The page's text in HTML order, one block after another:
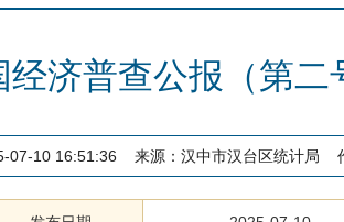
经济普查公报（第
07-10 16:51:36 来源： 汉中市汉台区统计局